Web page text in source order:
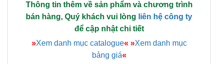
Thông tin thêm về sản phẩm và chương trình
bán hàng, Quý khách vui lòng liên hệ công ty
để cập nhật chi tiết
»Xem danh mục catalogue« »Xem danh mục
bảng giá«